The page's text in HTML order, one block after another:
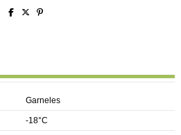
Garneles
-18°C